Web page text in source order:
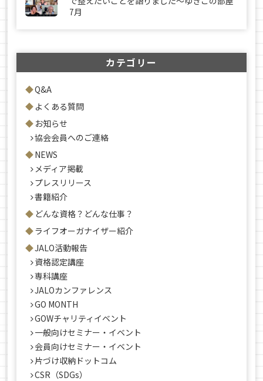
7月
カテゴリー
Q&A
よくある質問
お知らせ
協会会員へのご連絡
NEWS
メディア掲載
プレスリリース
書籍紹介
どんな資格？どんな仕事？
ライフオーガナイザー紹介
JALO活動報告
資格認定講座
専科講座
JALOカンファレンス
GO MONTH
GOWチャリティイベント
一般向けセミナー・イベント
会員向けセミナー・イベント
片づけ収納ドットコム
CSR（SDGs）